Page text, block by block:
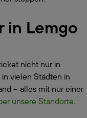
in Lemgo
nicht nur in
vielen Städten in
– alles mit nur einer
unsere Standorte.